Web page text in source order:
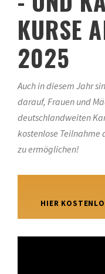
KURSE
2025
Auch in diesem Jahr
darauf, Frauen und
deutschlandweiten
kostenlose Teilnahme
zu ermöglichen!
HIER